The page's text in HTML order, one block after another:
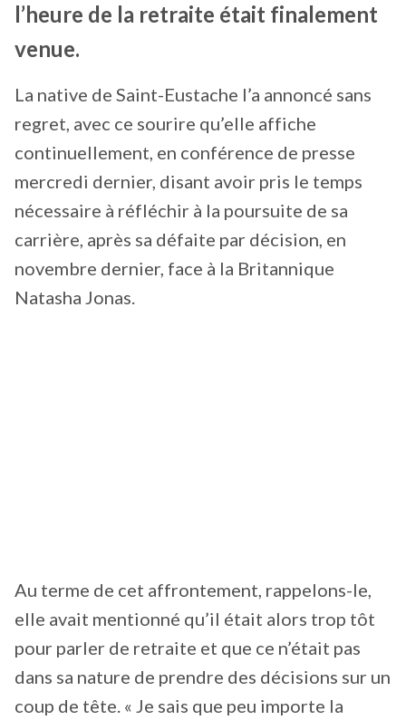
l’heure de la retraite était finalement
venue.
La native de Saint-Eustache l’a annoncé sans
regret, avec ce sourire qu’elle affiche
continuellement, en conférence de presse
mercredi dernier, disant avoir pris le temps
nécessaire à réfléchir à la poursuite de sa
carrière, après sa défaite par décision, en
novembre dernier, face à la Britannique
Natasha Jonas.
Au terme de cet affrontement, rappelons-le,
elle avait mentionné qu’il était alors trop tôt
pour parler de retraite et que ce n’était pas
dans sa nature de prendre des décisions sur un
coup de tête. « Je sais que peu importe la